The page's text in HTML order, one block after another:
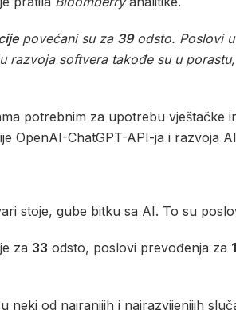
povećani su za 39odsto. Poslovi u
softvera takođe su u
potrebnim za upotrebu
OpenAI-ChatGPT-API-ja i razvoja
stoje, gube bitku sa AI. To su
za 33 odsto, poslovi prevođenja za
od najranijih i najrazvijenijih